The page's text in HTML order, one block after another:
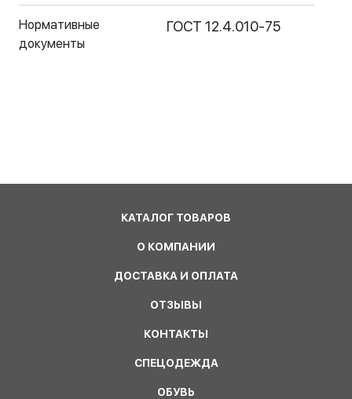
Нормативные
документы
ГОСТ 12.4.010-75
КАТАЛОГ ТОВАРОВ
О КОМПАНИИ
ДОСТАВКА И ОПЛАТА
ОТЗЫВЫ
КОНТАКТЫ
СПЕЦОДЕЖДА
ОБУВЬ